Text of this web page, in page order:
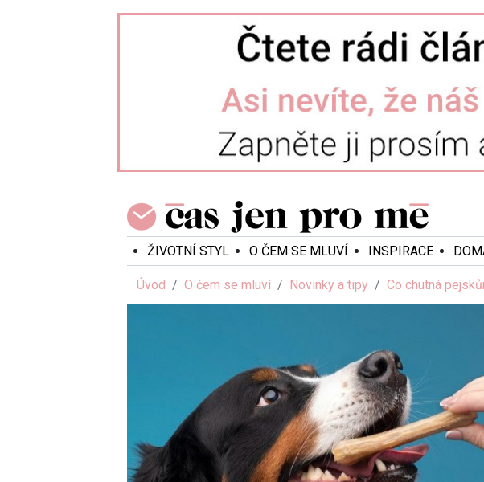
ŽIVOTNÍ STYL O ČEM SE MLUVÍ INSPIRACE
Úvod O čem se mluví Novinky a tipy Co chutná